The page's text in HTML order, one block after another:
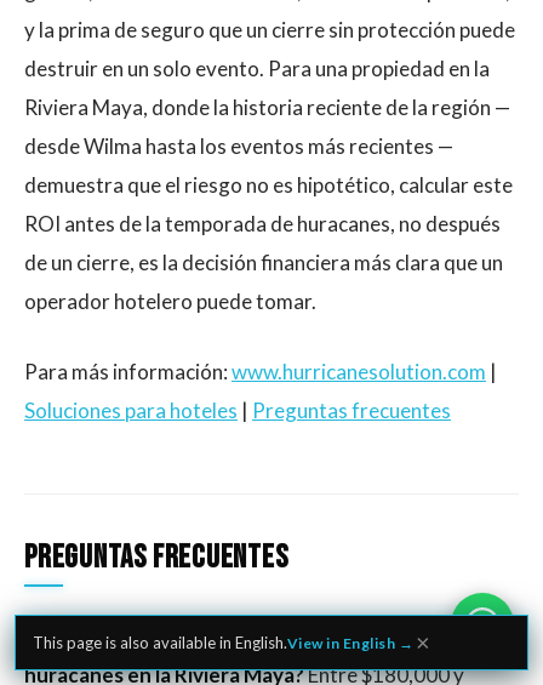
y la prima de seguro que un cierre sin protección puede
destruir en un solo evento. Para una propiedad en la
Riviera Maya, donde la historia reciente de la región —
desde Wilma hasta los eventos más recientes —
demuestra que el riesgo no es hipotético, calcular este
ROI antes de la temporada de huracanes, no después
de un cierre, es la decisión financiera más clara que un
operador hotelero puede tomar.
Para más información:www.hurricanesolution.com |
Soluciones para hoteles | Preguntas frecuentes
Preguntas Frecuentes
¿Cuánto cuesta proteger un hotel mediano contra
huracanes en la Riviera Maya?Entre $180,000 y
This page is also available in English.View in English → ×